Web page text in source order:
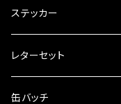
ステッカー
レターセット
缶バッチ